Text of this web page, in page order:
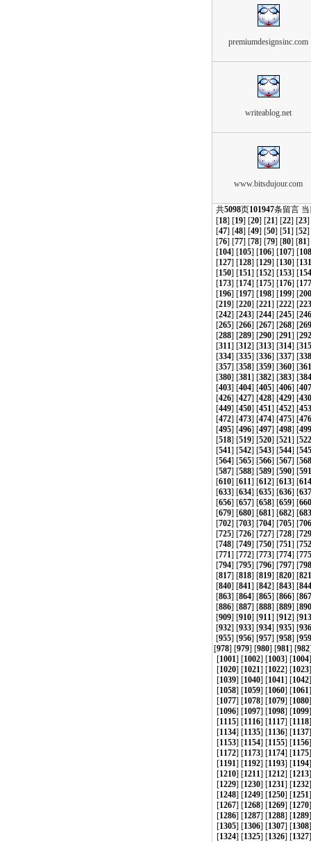
premiumdesignsinc.com
writeablog.net
www.bitsdujour.com
共5098页101947条留言
[18] [19] [20] [21] [22] [23]
[47] [48] [49] [50] [51] [52]
[76] [77] [78] [79] [80] [81]
[104] [105] [106] [107] [108
[127] [128] [129] [130] [131
[150] [151] [152] [153] [154
[173] [174] [175] [176] [177
[196] [197] [198] [199] [200
[219] [220] [221] [222] [223
[242] [243] [244] [245] [246
[265] [266] [267] [268] [269
[288] [289] [290] [291] [292
[311] [312] [313] [314] [315
[334] [335] [336] [337] [338
[357] [358] [359] [360] [361
[380] [381] [382] [383] [384
[403] [404] [405] [406] [407
[426] [427] [428] [429] [430
[449] [450] [451] [452] [453
[472] [473] [474] [475] [476
[495] [496] [497] [498] [499
[518] [519] [520] [521] [522
[541] [542] [543] [544] [545
[564] [565] [566] [567] [568
[587] [588] [589] [590] [591
[610] [611] [612] [613] [614
[633] [634] [635] [636] [637
[656] [657] [658] [659] [660
[679] [680] [681] [682] [683
[702] [703] [704] [705] [706
[725] [726] [727] [728] [729
[748] [749] [750] [751] [752
[771] [772] [773] [774] [775
[794] [795] [796] [797] [798
[817] [818] [819] [820] [821
[840] [841] [842] [843] [844
[863] [864] [865] [866] [867
[886] [887] [888] [889] [890
[909] [910] [911] [912] [913
[932] [933] [934] [935] [936
[955] [956] [957] [958] [959
[978] [979] [980] [981] [982
[1001] [1002] [1003] [1004
[1020] [1021] [1022] [1023
[1039] [1040] [1041] [1042
[1058] [1059] [1060] [1061
[1077] [1078] [1079] [1080
[1096] [1097] [1098] [1099
[1115] [1116] [1117] [1118
[1134] [1135] [1136] [1137
[1153] [1154] [1155] [1156
[1172] [1173] [1174] [1175
[1191] [1192] [1193] [1194
[1210] [1211] [1212] [1213
[1229] [1230] [1231] [1232
[1248] [1249] [1250] [1251
[1267] [1268] [1269] [1270
[1286] [1287] [1288] [1289
[1305] [1306] [1307] [1308
[1324] [1325] [1326] [1327